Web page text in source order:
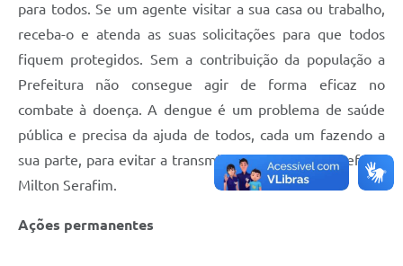
para todos. Se um agente visitar a sua casa ou trabalho,
receba-o e atenda as suas solicitações para que todos
fiquem protegidos. Sem a contribuição da população a
Prefeitura não consegue agir de forma eficaz no
combate à doença. A dengue é um problema de saúde
pública e precisa da ajuda de todos, cada um fazendo a
sua parte, para evitar a transmissão”, explicou o prefeito
Milton Serafim.
Ações permanentes